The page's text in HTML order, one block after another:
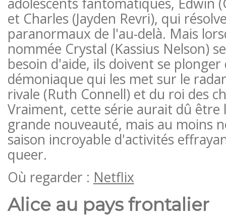
et Charles (Jayden Revri), qui
paranormaux de l'au-delà. Mais
nommée Crystal (Kassius Nelson)
besoin d'aide, ils doivent se
démoniaque qui les met sur le
rivale (Ruth Connell) et du roi des
Vraiment, cette série aurait dû être
grande nouveauté, mais au moins
saison incroyable d'activités
queer.
Où regarder : Netflix
Alice au pays frontalier